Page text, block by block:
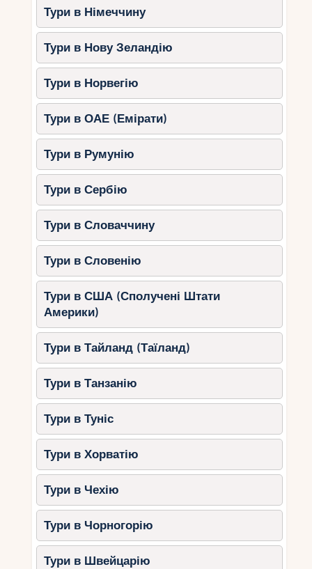
Тури в Німеччину
Тури в Нову Зеландію
Тури в Норвегію
Тури в ОАЕ (Емірати)
Тури в Румунію
Тури в Сербію
Тури в Словаччину
Тури в Словенію
Тури в США (Сполучені Штати
Америки)
Тури в Тайланд (Таїланд)
Тури в Танзанію
Тури в Туніс
Тури в Хорватію
Тури в Чехію
Тури в Чорногорію
Тури в Швейцарію